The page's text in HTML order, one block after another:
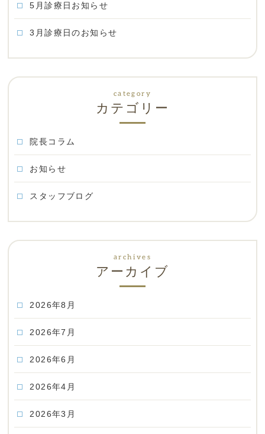
5月診療日お知らせ
3月診療日のお知らせ
カテゴリー
院長コラム
お知らせ
スタッフブログ
アーカイブ
2026年8月
2026年7月
2026年6月
2026年4月
2026年3月